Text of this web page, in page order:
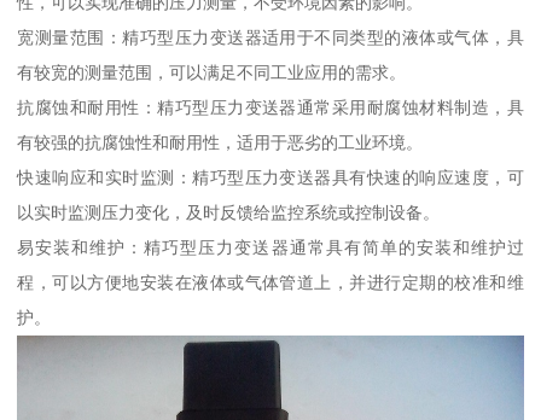
宽测量范围：精巧型压力变送器适用于不同类型的液体或气体，具
有较宽的测量范围，可以满足不同工业应用的需求。
抗腐蚀和耐用性：精巧型压力变送器通常采用耐腐蚀材料制造，具
有较强的抗腐蚀性和耐用性，适用于恶劣的工业环境。
快速响应和实时监测：精巧型压力变送器具有快速的响应速度，可
以实时监测压力变化，及时反馈给监控系统或控制设备。
易安装和维护：精巧型压力变送器通常具有简单的安装和维护过
程，可以方便地安装在液体或气体管道上，并进行定期的校准和维
护。